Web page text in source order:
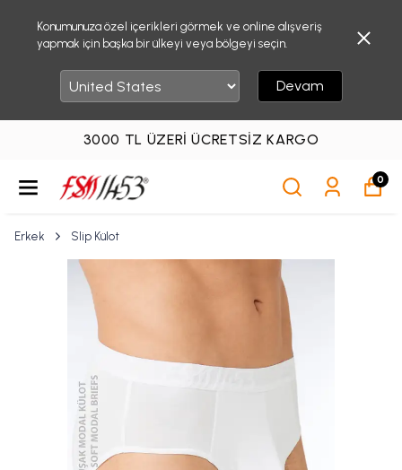
Konumunuza özel içerikleri görmek ve online alışveriş
yapmak için başka bir ülkeyi veya bölgeyi seçin.
Devam
3000 TL ÜZERI ÜCRETSIZ KARGO
0
Erkek Slip Külot